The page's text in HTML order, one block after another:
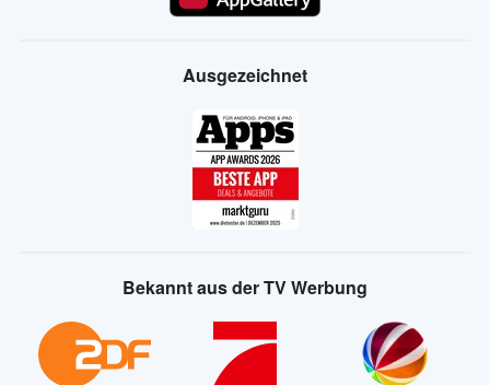
Ausgezeichnet
Bekannt aus der TV Werbung